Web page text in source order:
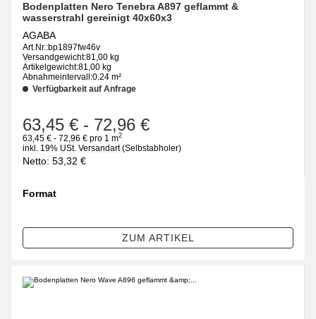
Bodenplatten Nero Tenebra A897 geflammt &
wasserstrahl gereinigt 40x60x3
AGABA
Art.Nr.:bp1897fw46v
Versandgewicht:81,00 kg
Artikelgewicht:81,00 kg
Abnahmeintervall:0.24 m²
Verfügbarkeit auf Anfrage
63,45 € - 72,96 €
63,45 € - 72,96 € pro 1 m2
inkl. 19% USt. Versandart(Selbstabholer)
Netto: 53,32 €
Format
ZUM ARTIKEL